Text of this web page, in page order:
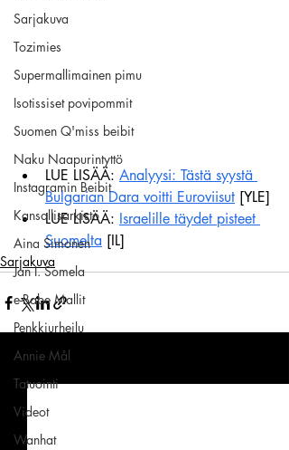
Sarjakuva
Tozimies
Supermallimainen pimu
Isotissiset povipommit
Suomen Q'miss beibit
Naku Naapurintyttö
Instagramin Beibit
Kansallisarkisto
Aina Simonen
Jan I. Somela
e-Babe Mallit
Penkkiurheilu
Annie Mål
Tatuointi
Videot
Wanhat
LUE LISÄÄ: Analyysi: Tästä syystä
Bulgarian Dara voitti Euroviisut [YLE]
LUE LISÄÄ: Israelille täydet pisteet
Suomelta [IL]
Sarjakuva